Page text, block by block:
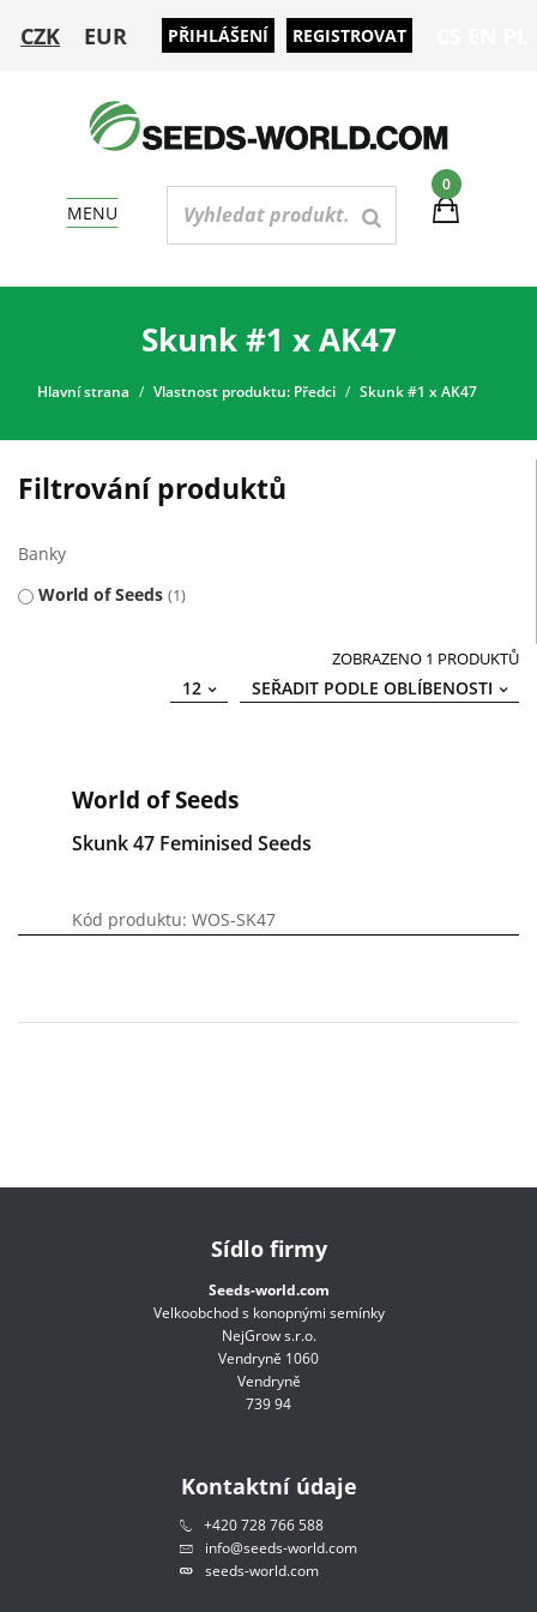
CZK EUR PŘIHLÁŠENÍ REGISTROVAT
0
MENU
Skunk #1 x AK47
Hlavní strana Vlastnost produktu: Předci Skunk #1 x AK47
Filtrování produktů
Banky
World of Seeds 1
ZOBRAZENO 1 PRODUKTŮ
SEŘADIT PODLE OBLÍBENOSTI
12
World of Seeds
Skunk 47 Feminised Seeds
Kód produktu: WOS-SK47
Sídlo firmy
Seeds-world.com
Velkoobchod s konopnými semínky
NejGrow s.r.o.
Vendryně 1060
Vendryně
739 94
Kontaktní údaje
+420 728 766 588
info@seeds-world.com
seeds-world.com